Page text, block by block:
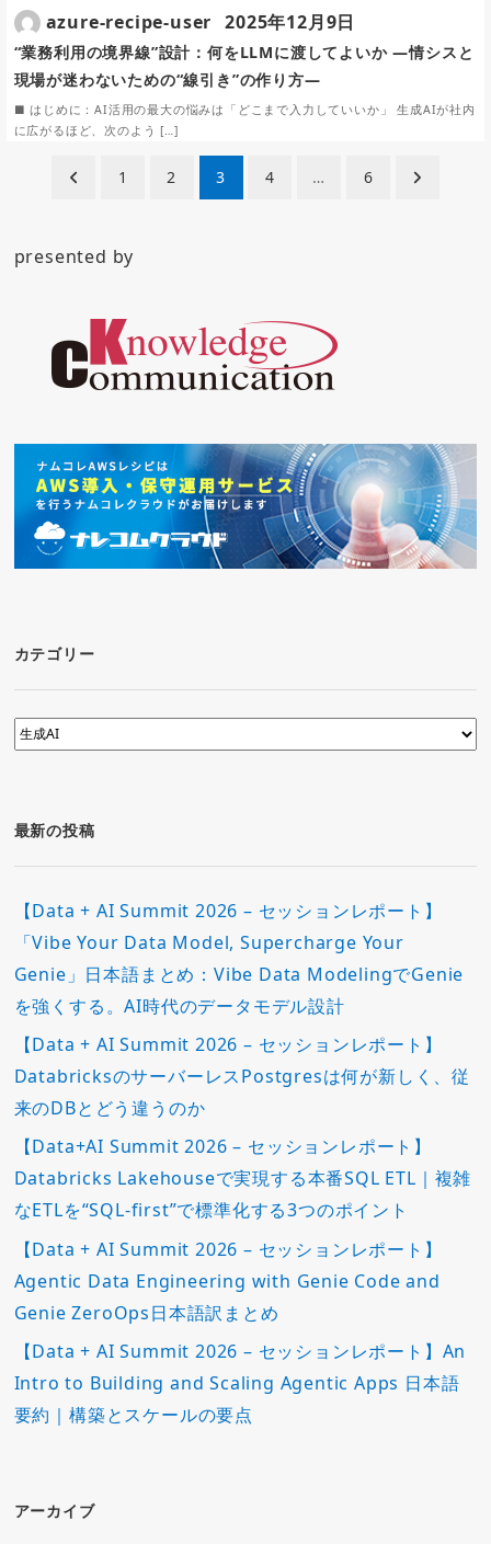
“業務利用の境界線”設計：何をLLMに渡してよいか —情シスと
現場が迷わないための“線引き”の作り方—
■ はじめに：AI活用の最大の悩みは「どこまで入力していいか」 生成AIが社内
に広がるほど、次のよう […]
azure-recipe-user 2025年12月9日
ビ
1 2 3 4 … 6
presented by
カテゴリー
カ
テ
ー
最新の投稿
【Data + AI Summit 2026 – セッションレポート】
「Vibe Your Data Model, Supercharge Your
Genie」日本語まとめ：Vibe Data ModelingでGenie
を強くする。AI時代のデータモデル設計
【Data + AI Summit 2026 – セッションレポート】
DatabricksのサーバーレスPostgresは何が新しく、従
来のDBとどう違うのか
【Data+AI Summit 2026 – セッションレポート】
Databricks Lakehouseで実現する本番SQL ETL｜複雑
なETLを“SQL-first”で標準化する3つのポイント
【Data + AI Summit 2026 – セッションレポート】
Agentic Data Engineering with Genie Code and
Genie ZeroOps日本語訳まとめ
【Data + AI Summit 2026 – セッションレポート】An
Intro to Building and Scaling Agentic Apps 日本語
要約｜構築とスケールの要点
アーカイブ